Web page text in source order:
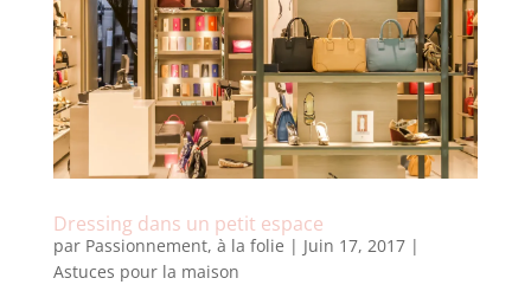
Dressing dans un petit espace
par Passionnement, à la folie | Juin 17, 2017|
Astuces pour la maison